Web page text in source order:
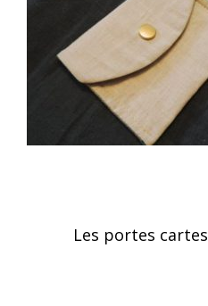
Post
navigation
Les portes